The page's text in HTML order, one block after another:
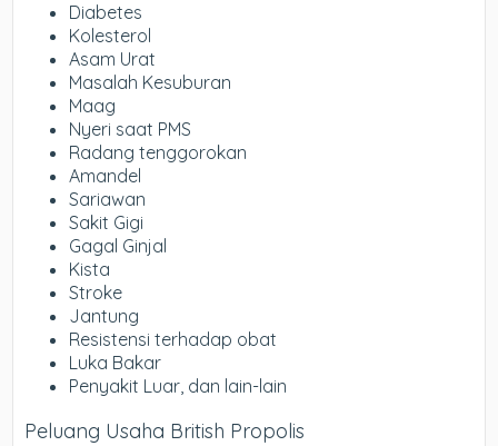
Diabetes
Kolesterol
Asam Urat
Masalah Kesuburan
Maag
Nyeri saat PMS
Radang tenggorokan
Amandel
Sariawan
Sakit Gigi
Gagal Ginjal
Kista
Stroke
Jantung
Resistensi terhadap obat
Luka Bakar
Penyakit Luar, dan lain-lain
Peluang Usaha British Propolis